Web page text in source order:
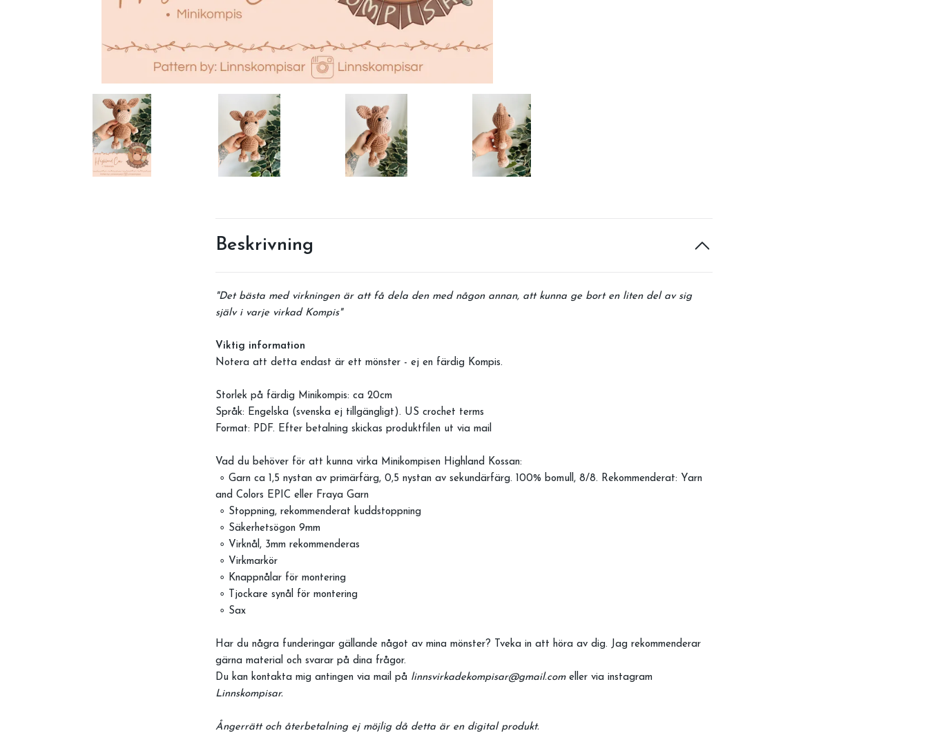
Beskrivning
"Det bästa med virkningen är att få dela den med någon annan, att kunna ge bort en liten del av sig
själv i varje virkad Kompis"
Viktig information
Notera att detta endast är ett mönster - ej en färdig Kompis.
Storlek på färdig Minikompis: ca 20cm
Språk: Engelska (svenska ej tillgängligt). US crochet terms
Format: PDF. Efter betalning skickas produktfilen ut via mail
Vad du behöver för att kunna virka Minikompisen Highland Kossan:
∘ Garn ca 1,5 nystan av primärfärg, 0,5 nystan av sekundärfärg. 100% bomull, 8/8. Rekommenderat: Yarn
and Colors EPIC eller Fraya Garn
∘ Stoppning, rekommenderat kuddstoppning
∘ Säkerhetsögon 9mm
∘ Virknål, 3mm rekommenderas
∘ Virkmarkör
∘ Knappnålar för montering
∘ Tjockare synål för montering
∘ Sax
Har du några funderingar gällande något av mina mönster? Tveka in att höra av dig. Jag rekommenderar
gärna material och svarar på dina frågor.
Du kan kontakta mig antingen via mail på linnsvirkadekompisar@gmail.comeller via instagram
Linnskompisar.
Ångerrätt och återbetalning ej möjlig då detta är en digital produkt.